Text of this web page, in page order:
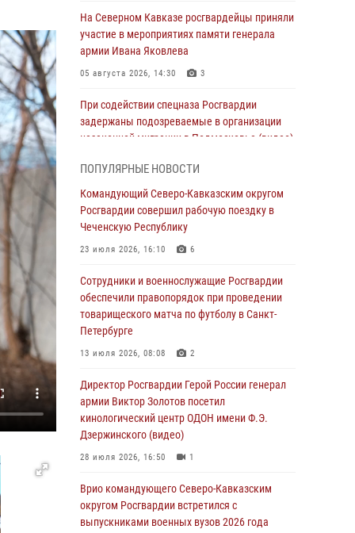
На Северном Кавказе росгвардейцы приняли
участие в мероприятиях памяти генерала
армии Ивана Яковлева
05 августа 2026, 14:30 3
При содействии спецназа Росгвардии
задержаны подозреваемые в организации
незаконной миграции в Подмосковье (видео)
В Великом Новгороде СОБР Росгвардии
оказал содействие в задержании
подозреваемых в причинении
имущественного ущерба
Формулу безопасности показал спецназ
Росгвардии юным динамовцам
Свердловской области
05 августа 2026, 13:50
В столице росгвардейцы задержали мужчину,
устроившего дебош в букмекерской конторе
(видео)
05 августа 2026, 13:25
Росгвардии задержаны подозреваемые в
мошенничестве под видом оказания
оздоровительных услуг (видео)
ПОПУЛЯРНЫЕ НОВОСТИ
Командующий Северо-Кавказским округом
Росгвардии совершил рабочую поездку в
Чеченскую Республику
23 июля 2026, 16:10 6
Сотрудники и военнослужащие Росгвардии
обеспечили правопорядок при проведении
товарищеского матча по футболу в Санкт-
Петербурге
13 июля 2026, 08:08 2
Директор Росгвардии Герой России генерал
армии Виктор Золотов посетил
кинологический центр ОДОН имени Ф.Э.
Дзержинского (видео)
28 июля 2026, 16:50 1
Врио командующего Северо-Кавказским
округом Росгвардии встретился с
выпускниками военных вузов 2026 года